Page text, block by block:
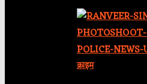
क्राइम